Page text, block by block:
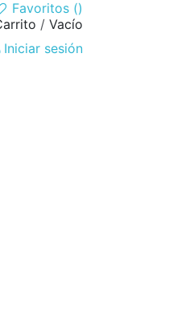
Favoritos ()
/ Vacío
Iniciar sesión